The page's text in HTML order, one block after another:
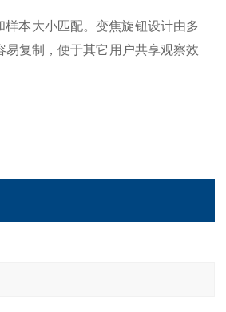
本大小匹配。变焦旋钮设计由多
复制，便于其它用户共享观察效